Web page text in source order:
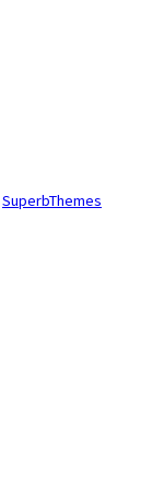
SuperbThemes